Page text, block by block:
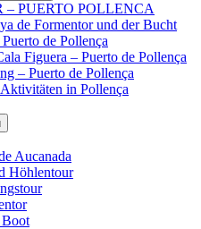
– PUERTO POLLENCA
de Formentor und der Bucht
de Pollença
Figuera – Puerto de Pollença
– Puerto de Pollença
in Pollença
Aucanada
Höhlentour